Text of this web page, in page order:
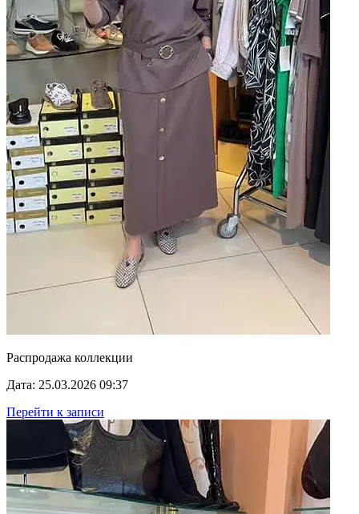
Распродажа коллекции
Дата: 25.03.2026 09:37
Перейти к записи